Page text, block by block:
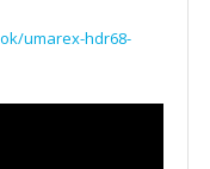
umarex-hdr68-